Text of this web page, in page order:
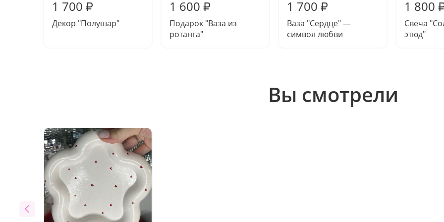
1 700 ₽
Декор "Полушар"
1 600 ₽
Подарок "Ваза из
ротанга"
1 700 ₽
Ваза "Сердце" —
символ любви
1 800
Свеча
этюд"
Вы смотрели